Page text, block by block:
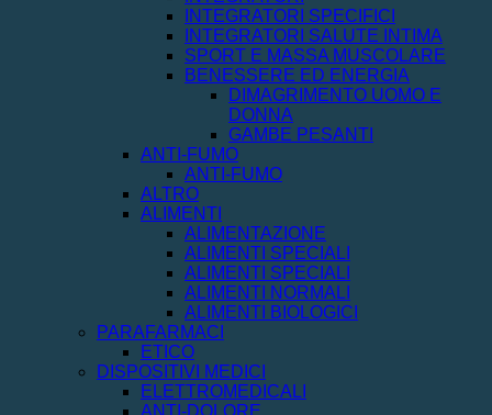
INTEGRATORI SPECIFICI
INTEGRATORI SALUTE INTIMA
SPORT E MASSA MUSCOLARE
BENESSERE ED ENERGIA
DIMAGRIMENTO UOMO E
DONNA
GAMBE PESANTI
ANTI-FUMO
ANTI-FUMO
ALTRO
ALIMENTI
ALIMENTAZIONE
ALIMENTI SPECIALI
ALIMENTI SPECIALI
ALIMENTI NORMALI
ALIMENTI BIOLOGICI
PARAFARMACI
ETICO
DISPOSITIVI MEDICI
ELETTROMEDICALI